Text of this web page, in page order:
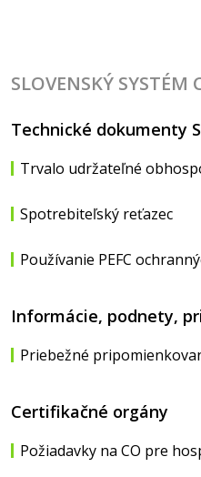
SLOVENSKÝ SYSTÉM
Technické dokumenty
Trvalo udržateľné
Spotrebiteľský reťazec
Používanie PEFC
Informácie, podnety,
Priebežné
Certifikačné orgány
Požiadavky na CO pre